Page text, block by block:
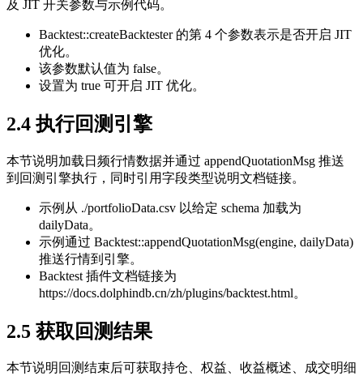
及 JIT 开关参数与示例代码。
Backtest::createBacktester 的第 4 个参数表示是否开启 JIT
优化。
该参数默认值为 false。
设置为 true 可开启 JIT 优化。
2.4 执行回测引擎
本节说明加载日频行情数据并通过 appendQuotationMsg 推送
到回测引擎执行，同时引用字段类型说明文档链接。
示例从 ./portfolioData.csv 以给定 schema 加载为
dailyData。
示例通过 Backtest::appendQuotationMsg(engine, dailyData)
推送行情到引擎。
Backtest 插件文档链接为
https://docs.dolphindb.cn/zh/plugins/backtest.html。
2.5 获取回测结果
本节说明回测结束后可获取持仓、权益、收益概述、成交明细